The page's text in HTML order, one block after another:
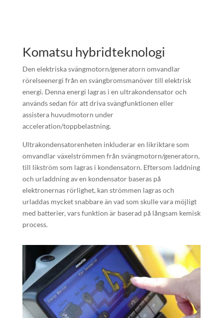
Komatsu hybridteknologi
Den elektriska svängmotorn/generatorn omvandlar
rörelseenergi från en svängbromsmanöver till elektrisk
energi. Denna energi lagras i en ultrakondensator och
används sedan för att driva svängfunktionen eller
assistera huvudmotorn under
acceleration/toppbelastning.
Ultrakondensatorenheten inkluderar en likriktare som
omvandlar växelströmmen från svängmotorn/generatorn,
till likström som lagras i kondensatorn. Eftersom laddning
och urladdning av en kondensator baseras på
elektronernas rörlighet, kan strömmen lagras och
urladdas mycket snabbare än vad som skulle vara möjligt
med batterier, vars funktion är baserad på långsam kemisk
process.